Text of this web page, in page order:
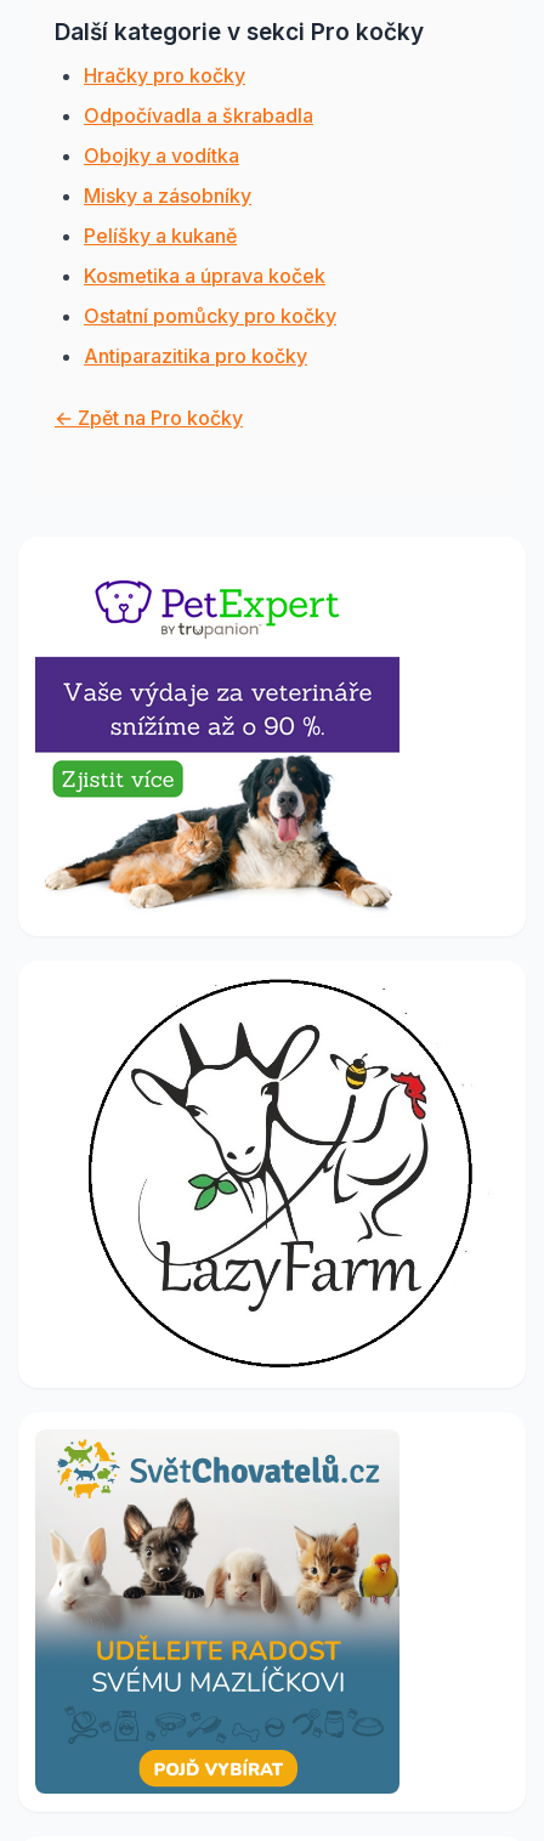
Další kategorie v sekci Pro kočky
Hračky pro kočky
Odpočívadla a škrabadla
Obojky a vodítka
Misky a zásobníky
Pelíšky a kukaně
Kosmetika a úprava koček
Ostatní pomůcky pro kočky
Antiparazitika pro kočky
← Zpět na Pro kočky